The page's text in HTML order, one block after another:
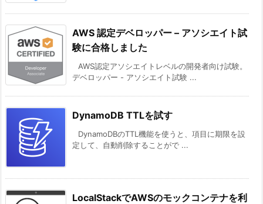
AWS 認定デベロッパー – アソシエイト試
験に合格しました
AWS認定アソシエイトレベルの開発者向け試験。
デベロッパー - アソシエイト試験 ...
DynamoDB TTLを試す
DynamoDBのTTL機能を使うと、項目に期限を設
定して、自動削除することがで ...
LocalStackでAWSのモックコンテナを利